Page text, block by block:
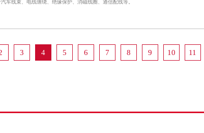
车线束、电线缠绕、绝缘保护、消磁线圈、通信配线等。
3 4 5 6 7 8 9 10 11